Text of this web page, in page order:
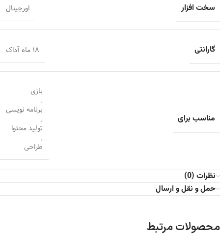
سخت افزار اورجینال
گارانتی 18 ماه آداک
مناسب برای
بازی
,
برنامه نویسی
,
تولید محتوا
,
طراحی
نظرات (0)
حمل و نقل و ارسال
محصولات مرتبط